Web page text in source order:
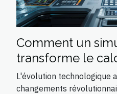
Comment un
transforme le
alimentaire
L'évolution technologique
changements